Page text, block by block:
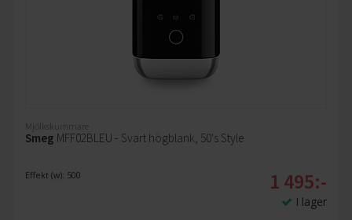
Mjölkskummare
Smeg MFF02BLEU - Svart högblank, 50's Style
Effekt (w): 500 1 495:-
I lager